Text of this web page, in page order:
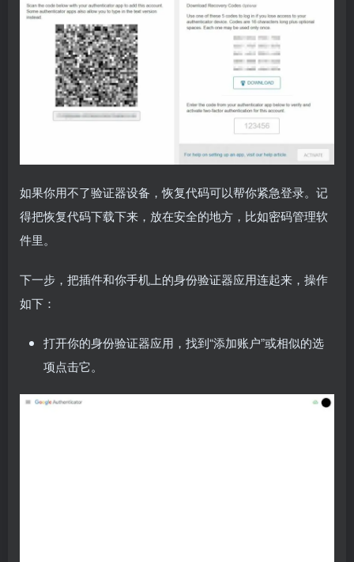
如果你用不了验证器设备，恢复代码可以帮你紧急登录。记
得把恢复代码下载下来，放在安全的地方，比如密码管理软
件里。
下一步，把插件和你手机上的身份验证器应用连起来，操作
如下：
打开你的身份验证器应用，找到“添加账户”或相似的选
项点击它。